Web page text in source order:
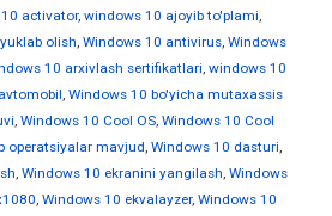
activator, windows 10 ajoyib to'plami,
olish, Windows 10 antivirus, Windows
10 arxivlash sertifikatlari, windows 10
, Windows 10 bo'yicha mutaxassis
, Windows 10 Cool OS, Windows 10 Cool
operatsiyalar mavjud, Windows 10 dasturi,
, Windows 10 ekranini yangilash, Windows
, Windows 10 ekvalayzer, Windows 10